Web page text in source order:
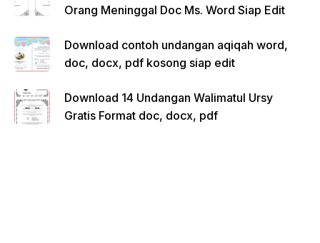
Orang Meninggal Doc Ms. Word Siap Edit
Download contoh undangan aqiqah word,
doc, docx, pdf kosong siap edit
Download 14 Undangan Walimatul Ursy
Gratis Format doc, docx, pdf